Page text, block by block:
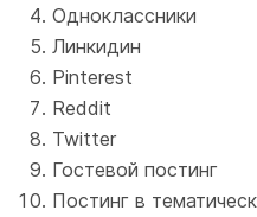
Одноклассники
Линкидин
Pinterest
Reddit
Twitter
Гостевой постинг
Постинг в